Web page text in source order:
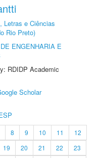
Letras e Ciências
Rio Preto)
ENGENHARIA E
RDIDP Academic
Scholar
8 9 10 11
12
19 20 21 22
23